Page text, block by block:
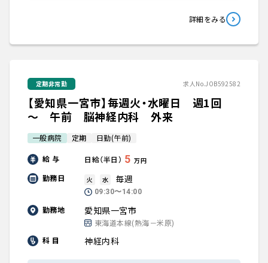
詳細をみる
定期非常勤 求人No.JOB592582
【愛知県一宮市】毎週火・水曜日 週1回
～ 午前 脳神経内科 外来
一般病院 定期 日勤(午前)
給 与 日給（半日） 5 万円
勤務日 火 水 毎週
09:30〜14:00
勤務地 愛知県一宮市
東海道本線(熱海－米原)
科 目
神経内科